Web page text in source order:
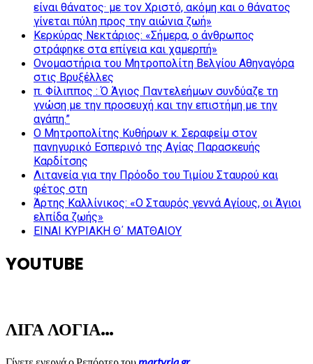
είναι θάνατος· με τον Χριστό, ακόμη και ο θάνατος
γίνεται πύλη προς την αιώνια ζωή»
Κερκύρας Νεκτάριος: «Σήμερα, ο άνθρωπος
στράφηκε στα επίγεια και χαμερπή»
Ονομαστήρια του Μητροπολίτη Βελγίου Αθηναγόρα
στις Βρυξέλλες
π. Φίλιππος : Ό Άγιος Παντελεήμων συνδύαζε τη
γνώση με την προσευχή και την επιστήμη με την
αγάπη.”
Ο Μητροπολίτης Κυθήρων κ. Σεραφείμ στον
πανηγυρικό Εσπερινό της Αγίας Παρασκευής
Καρδίτσης
Λιτανεία για την Πρόοδο του Τιμίου Σταυρού και
φέτος στη
Άρτης Καλλίνικος: «Ο Σταυρός γεννά Αγίους, οι Άγιοι
ελπίδα ζωής»
ΕΙΝΑΙ ΚΥΡΙΑΚΗ Θ΄ ΜΑΤΘΑΙΟΥ
YOUTUBE
ΛΙΓΑ ΛΟΓΙΑ…